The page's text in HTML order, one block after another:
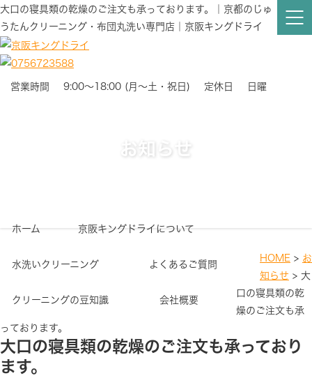
大口の寝具類の乾燥のご注文も承っております。｜京都のじゅ
うたんクリーニング・布団丸洗い専門店｜京阪キングドライ
営業時間 9:00～18:00 (月～土・祝日) 定休日 日曜
お知らせ
ホーム 京阪キングドライについて
水洗いクリーニング よくあるご質問
クリーニングの豆知識 会社概要
HOME > お
知らせ > 大
口の寝具類の乾
燥のご注文も承
っております。
大口の寝具類の乾燥のご注文も承っており
ます。